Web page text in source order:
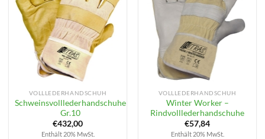
VOLLLEDERHANDSCHUH
Schweinsvolllederhandschuhe
Gr.10
€432,00
Enthält 20% MwSt.
VOLLLEDERHANDSCHUH
Winter Worker –
Rindvolllederhandschuhe
€57,84
Enthält 20% MwSt.